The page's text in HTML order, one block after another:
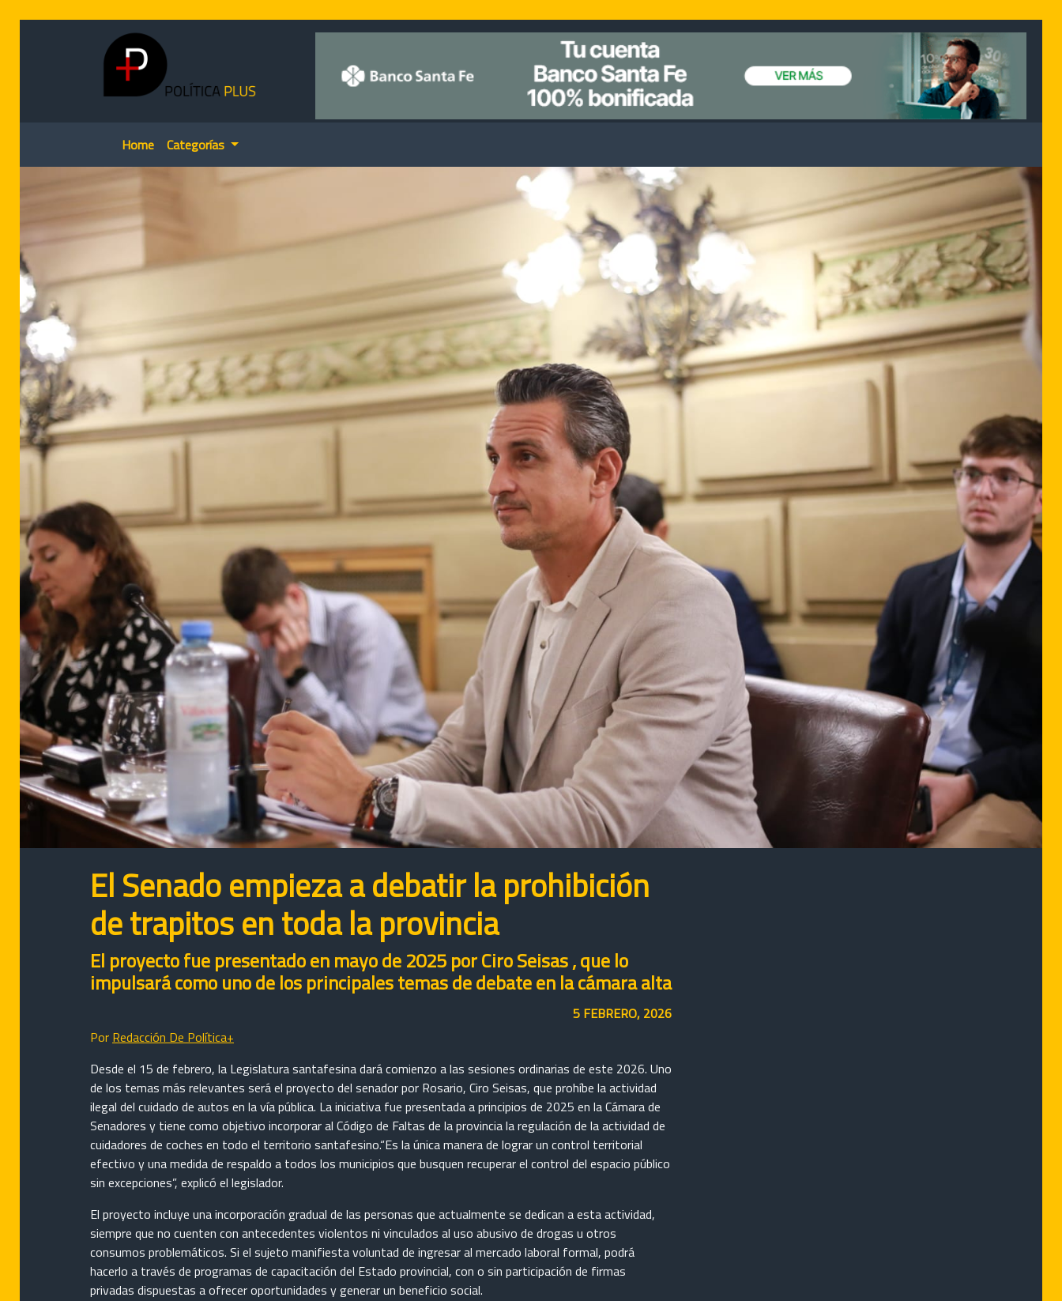
Home Categorías
El Senado empieza a debatir la prohibición
de trapitos en toda la provincia
El proyecto fue presentado en mayo de 2025 por Ciro Seisas , que lo
impulsará como uno de los principales temas de debate en la cámara alta
5 FEBRERO, 2026
Por Redacción De Política+
Desde el 15 de febrero, la Legislatura santafesina dará comienzo a las sesiones ordinarias de este 2026. Uno
de los temas más relevantes será el proyecto del senador por Rosario, Ciro Seisas, que prohíbe la actividad
ilegal del cuidado de autos en la vía pública. La iniciativa fue presentada a principios de 2025 en la Cámara de
Senadores y tiene como objetivo incorporar al Código de Faltas de la provincia la regulación de la actividad de
cuidadores de coches en todo el territorio santafesino.“Es la única manera de lograr un control territorial
efectivo y una medida de respaldo a todos los municipios que busquen recuperar el control del espacio público
sin excepciones”, explicó el legislador.
El proyecto incluye una incorporación gradual de las personas que actualmente se dedican a esta actividad,
siempre que no cuenten con antecedentes violentos ni vinculados al uso abusivo de drogas u otros
consumos problemáticos. Si el sujeto manifiesta voluntad de ingresar al mercado laboral formal, podrá
hacerlo a través de programas de capacitación del Estado provincial, con o sin participación de firmas
privadas dispuestas a ofrecer oportunidades y generar un beneficio social.